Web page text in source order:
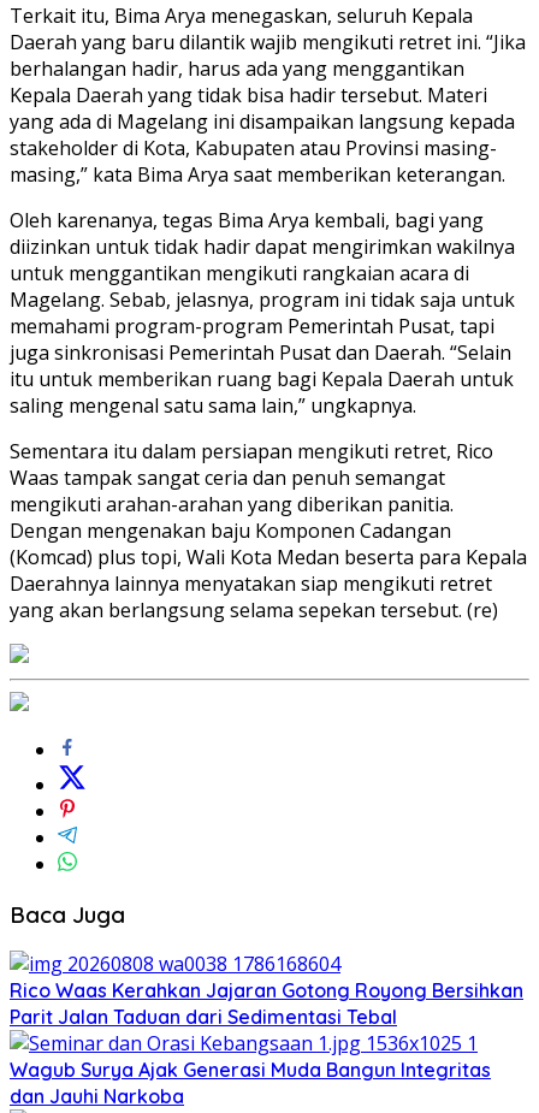
Terkait itu, Bima Arya menegaskan, seluruh Kepala
Daerah yang baru dilantik wajib mengikuti retret ini. “Jika
berhalangan hadir, harus ada yang menggantikan
Kepala Daerah yang tidak bisa hadir tersebut. Materi
yang ada di Magelang ini disampaikan langsung kepada
stakeholder di Kota, Kabupaten atau Provinsi masing-
masing,” kata Bima Arya saat memberikan keterangan.
Oleh karenanya, tegas Bima Arya kembali, bagi yang
diizinkan untuk tidak hadir dapat mengirimkan wakilnya
untuk menggantikan mengikuti rangkaian acara di
Magelang. Sebab, jelasnya, program ini tidak saja untuk
memahami program-program Pemerintah Pusat, tapi
juga sinkronisasi Pemerintah Pusat dan Daerah. “Selain
itu untuk memberikan ruang bagi Kepala Daerah untuk
saling mengenal satu sama lain,” ungkapnya.
Sementara itu dalam persiapan mengikuti retret, Rico
Waas tampak sangat ceria dan penuh semangat
mengikuti arahan-arahan yang diberikan panitia.
Dengan mengenakan baju Komponen Cadangan
(Komcad) plus topi, Wali Kota Medan beserta para Kepala
Daerahnya lainnya menyatakan siap mengikuti retret
yang akan berlangsung selama sepekan tersebut. (re)
Baca Juga
Rico Waas Kerahkan Jajaran Gotong Royong Bersihkan
Parit Jalan Taduan dari Sedimentasi Tebal
Wagub Surya Ajak Generasi Muda Bangun Integritas
dan Jauhi Narkoba